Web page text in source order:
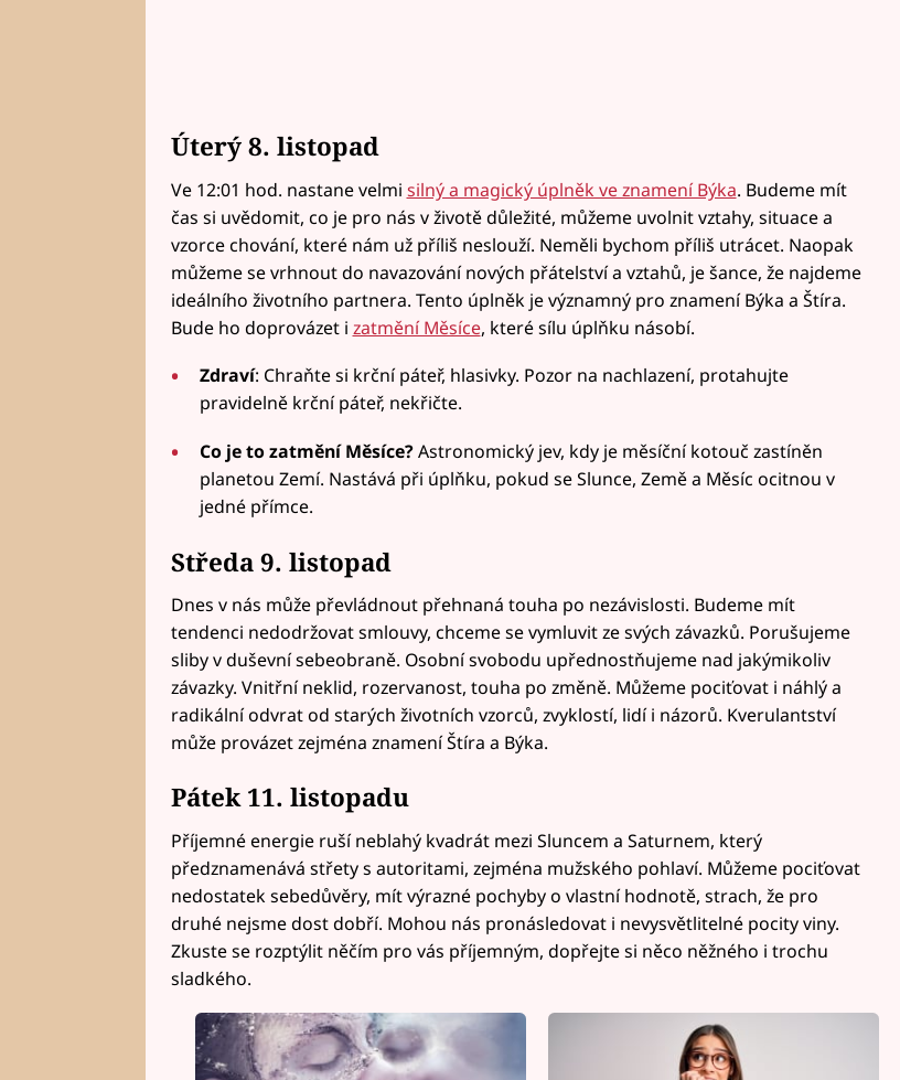
Úterý 8. listopad
Ve 12:01 hod. nastane velmi silný a magický úplněk ve znamení Býka. Budeme mít
čas si uvědomit, co je pro nás v životě důležité, můžeme uvolnit vztahy, situace a
vzorce chování, které nám už příliš neslouží. Neměli bychom příliš utrácet. Naopak
můžeme se vrhnout do navazování nových přátelství a vztahů, je šance, že najdeme
ideálního životního partnera. Tento úplněk je významný pro znamení Býka a Štíra.
Bude ho doprovázet i zatmění Měsíce, které sílu úplňku násobí.
Zdraví: Chraňte si krční páteř, hlasivky. Pozor na nachlazení, protahujte
pravidelně krční páteř, nekřičte.
Co je to zatmění Měsíce?Astronomický jev, kdy je měsíční kotouč zastíněn
planetou Zemí. Nastává při úplňku, pokud se Slunce, Země a Měsíc ocitnou v
jedné přímce.
Středa 9. listopad
Dnes v nás může převládnout přehnaná touha po nezávislosti. Budeme mít
tendenci nedodržovat smlouvy, chceme se vymluvit ze svých závazků. Porušujeme
sliby v duševní sebeobraně. Osobní svobodu upřednostňujeme nad jakýmikoliv
závazky. Vnitřní neklid, rozervanost, touha po změně. Můžeme pociťovat i náhlý a
radikální odvrat od starých životních vzorců, zvyklostí, lidí i názorů. Kverulantství
může provázet zejména znamení Štíra a Býka.
Pátek 11. listopadu
Příjemné energie ruší neblahý kvadrát mezi Sluncem a Saturnem, který
předznamenává střety s autoritami, zejména mužského pohlaví. Můžeme pociťovat
nedostatek sebedůvěry, mít výrazné pochyby o vlastní hodnotě, strach, že pro
druhé nejsme dost dobří. Mohou nás pronásledovat i nevysvětlitelné pocity viny.
Zkuste se rozptýlit něčím pro vás příjemným, dopřejte si něco něžného i trochu
sladkého.